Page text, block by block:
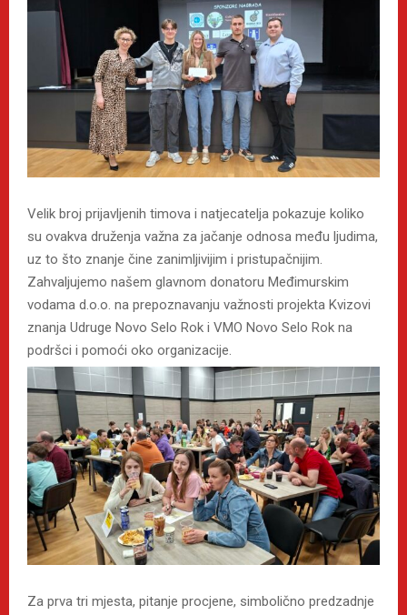
Velik broj prijavljenih timova i natjecatelja pokazuje koliko
su ovakva druženja važna za jačanje odnosa među ljudima,
uz to što znanje čine zanimljivijim i pristupačnijim.
Zahvaljujemo našem glavnom donatoru Međimurskim
vodama d.o.o. na prepoznavanju važnosti projekta Kvizovi
znanja Udruge Novo Selo Rok i VMO Novo Selo Rok na
podršci i pomoći oko organizacije.
Za prva tri mjesta, pitanje procjene, simbolično predzadnje